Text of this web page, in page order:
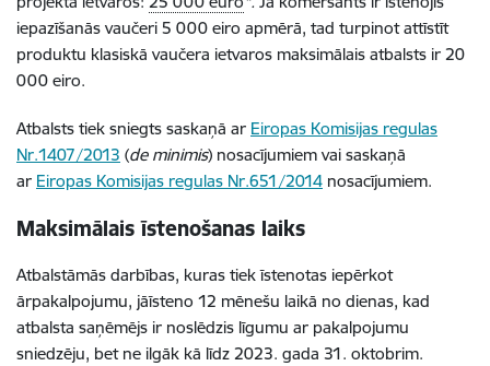
iepazīšanās vaučeri 5 000 eiro apmērā, tad turpinot attīstīt
produktu klasiskā vaučera ietvaros maksimālais atbalsts ir 20
000 eiro.
Atbalsts tiek sniegts saskaņā ar Eiropas Komisijas regulas
Nr.1407/2013 (de minimis) nosacījumiem vai saskaņā
ar Eiropas Komisijas regulas Nr.651/2014 nosacījumiem.
Maksimālais īstenošanas laiks
Atbalstāmās darbības, kuras tiek īstenotas iepērkot
ārpakalpojumu, jāīsteno 12 mēnešu laikā no dienas, kad
atbalsta saņēmējs ir noslēdzis līgumu ar pakalpojumu
sniedzēju, bet ne ilgāk kā līdz 2023. gada 31. oktobrim.